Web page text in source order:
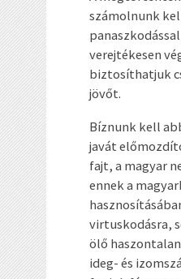
számolnunk
verejtékesen
biztosíthatjuk
jövőt.
Bíznunk kell
javát
fajt, a magyar
ennek a
virtuskodásra,
ölő
ideg- és